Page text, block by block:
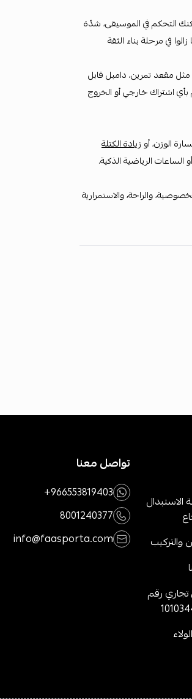
التحكم في الموسيقى، شدّة
في مرحلة بناء الثقة
مثل مقعد تمرين، دامبل قابل
اشتراك خارجي أو الخروج
الوزن، أو زيادة الكتلة
الساعات الرياضية الذكية.
والراحة، والاستمرارية
الاستبدال
والتركيب
رقم
تواصل معنا
+966553819403
8001240377
info@faasporta.com